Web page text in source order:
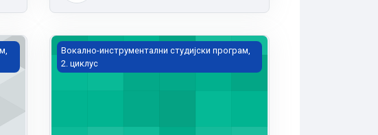
Самостални умјетнички рад са дипломским концертом
Вокално-инструментални студијски програм,
2. циклус